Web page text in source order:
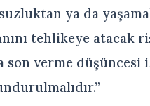
ya da
tehlikeye atacak
son verme